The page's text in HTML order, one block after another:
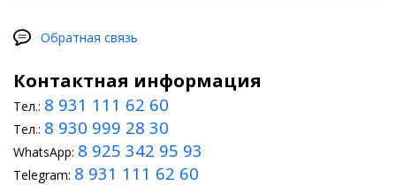
Обратная связь
Контактная информация
Тел.: 8 931 111 62 60
Тел.: 8 930 999 28 30
WhatsApp: 8 925 342 95 93
Telegram: 8 931 111 62 60